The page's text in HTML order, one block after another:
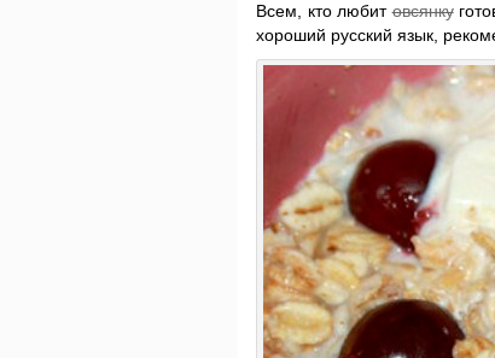
Всем, кто любитовсянку
хороший русский язык,